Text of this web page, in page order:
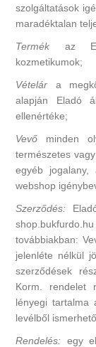
szolgáltatások
maradéktalan
Termék az
kozmetikumok;
Vételár a
alapján Eladó
ellenértéke;
Vevő minden
természetes
egyéb
webshop
Szerződés:
továbbiakban:
jelenléte nélkül
szerződések
Korm. rendelet
lényegi tartalma
levélből
Rendelés: egy